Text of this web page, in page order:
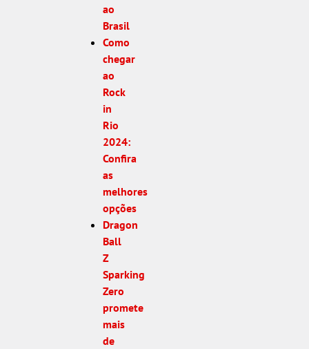
ao
Brasil
Como
chegar
ao
Rock
in
Rio
2024:
Confira
as
melhores
opções
Dragon
Ball
Z
Sparking
Zero
promete
mais
de